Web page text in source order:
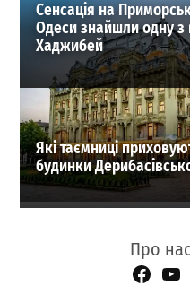
Сенсація на
Одеси знайшли одну
Хаджибей
Які таємниці
будинки
Про нас